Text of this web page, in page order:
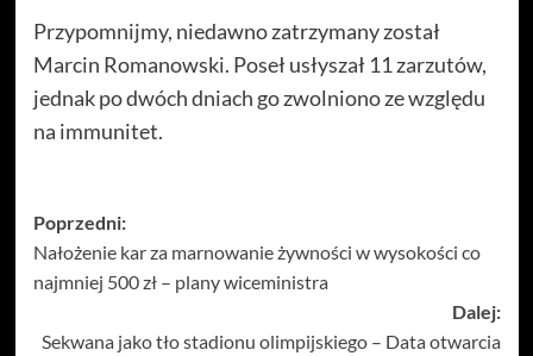
Przypomnijmy, niedawno zatrzymany został
Marcin Romanowski. Poseł usłyszał 11 zarzutów,
jednak po dwóch dniach go zwolniono ze względu
na immunitet.
Zobacz
wpisy
Poprzedni:
Nałożenie kar za marnowanie żywności w wysokości co
najmniej 500 zł – plany wiceministra
Dalej:
Sekwana jako tło stadionu olimpijskiego – Data otwarcia